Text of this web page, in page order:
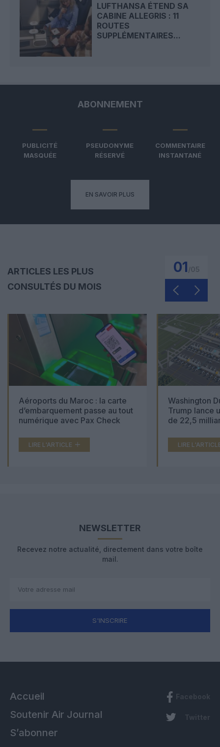
LUFTHANSA ÉTEND SA
CABINE ALLEGRIS : 11
ROUTES
SUPPLÉMENTAIRES...
ABONNEMENT
PUBLICITÉ
MASQUÉE
PSEUDONYME
RÉSERVÉ
COMMENTAIRE
INSTANTANÉ
EN SAVOIR PLUS
ARTICLES LES PLUS
CONSULTÉS DU MOIS
01
Aéroports du Maroc : la carte
d’embarquement passe au tout
numérique avec Pax Check
LIRE L'ARTICLE
Washington
Trump lance
de 22,5
LIRE
NEWSLETTER
Recevez notre actualité, directement dans votre boîte
mail.
S'INSCRIRE
Accueil
Soutenir Air Journal
S’abonner